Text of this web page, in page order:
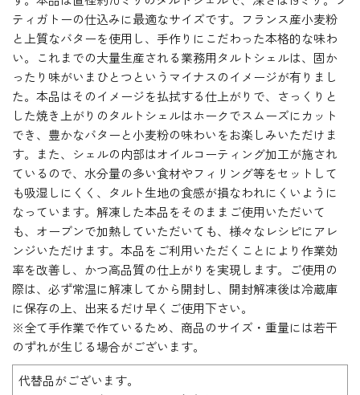
ティガトーの仕込みに最適なサイズです。フランス産小麦粉
と上質なバターを使用し、手作りにこだわった本格的な味わ
い。これまでの大量生産される業務用タルトシェルは、固か
ったり味がいまひとつというマイナスのイメージが有りまし
た。本品はそのイメージを払拭する仕上がりで、さっくりと
した焼き上がりのタルトシェルはホークでスムーズにカット
でき、豊かなバターと小麦粉の味わいをお楽しみいただけま
す。また、シェルの内部はオイルコーティング加工が施され
ているので、水分量の多い食材やフィリング等をセットして
も吸湿しにくく、タルト生地の食感が損なわれにくいように
なっています。解凍した本品をそのままご使用いただいて
も、オーブンで加熱していただいても、様々なレシピにアレ
ンジいただけます。本品をご利用いただくことにより作業効
率を改善し、かつ高品質の仕上がりを実現します。ご使用の
際は、必ず常温に解凍してから開封し、開封解凍後は冷蔵庫
に保存の上、出来るだけ早くご使用下さい。
※全て手作業で作ているため、商品のサイズ・重量には若干
のずれが生じる場合がございます。
代替品がございます。